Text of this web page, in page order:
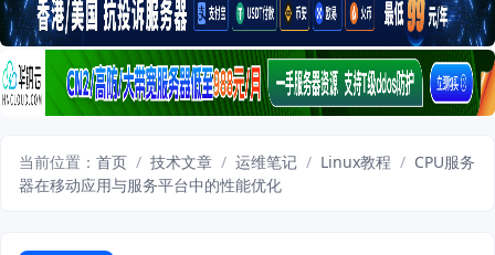
当前位置： 首页 / 技术文章 / 运维笔记 / Linux教程 / CPU服务
器在移动应用与服务平台中的性能优化